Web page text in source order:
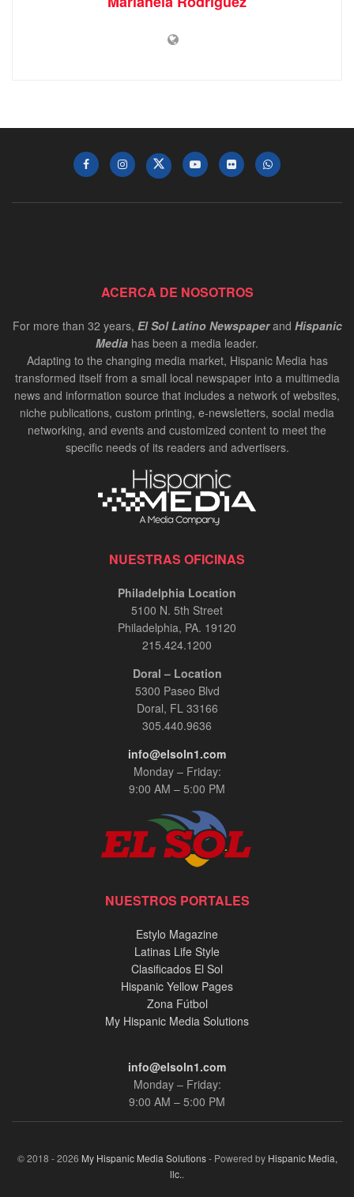
ACERCA DE NOSOTROS
For more than 32 years, El Sol Latino Newspaperand Hispanic
Media has been a media leader.
Adapting to the changing media market, Hispanic Media has
transformed itself from a small local newspaper into a multimedia
news and information source that includes a network of websites,
niche publications, custom printing, e-newsletters, social media
networking, and events and customized content to meet the
specific needs of its readers and advertisers.
NUESTRAS OFICINAS
Philadelphia Location
5100 N. 5th Street
Philadelphia, PA. 19120
215.424.1200
Doral – Location
5300 Paseo Blvd
Doral, FL 33166
305.440.9636
info@elsoln1.com
Monday – Friday:
9:00 AM – 5:00 PM
NUESTROS PORTALES
Estylo Magazine
Latinas Life Style
Clasificados El Sol
Hispanic Yellow Pages
Zona Fútbol
My Hispanic Media Solutions
info@elsoln1.com
Monday – Friday:
9:00 AM – 5:00 PM
© 2018 - 2026 My Hispanic Media Solutions- Powered by Hispanic Media,
llc..